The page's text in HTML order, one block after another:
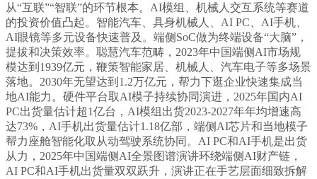
从“互联”“智联”的环节根本。AI模组、机械人交互系统等赛道
的投资价值凸起。智能汽车、具身机械人、AI PC、AI手机、
AI眼镜等多元设备快速普及。端侧SoC做为终端设备“大脑”，
提拔和决策效率。聪慧汽车范畴，2023年中国端侧AI市场规
模达到1939亿元，鞭策智能家居、机械人、汽车电子等多场景
落地。2030年无望达到1.2万亿元，帮力下逛企业快速集成当
地AI能力。硬件平台取AI模子持续协同演进，2025年国内AI
PC出货量估计超1亿台，AI模组出货2023-2027年年均增速高
达73%，AI手机出货量估计1.18亿部，端侧AI芯片和当地模子
帮力座舱智能化取从动驾驶系统协同。AI PC和AI手机是出货
从力，2025年中国端侧AI全景图谱演讲环绕端侧AI财产链，
AI PC和AI手机出货量双双跃升，演讲正在手艺层面细致拆解